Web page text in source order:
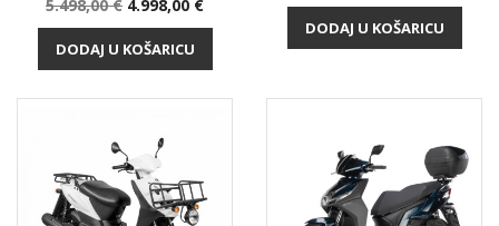
cijena
5.498,00 € 4.998,00 €
DODAJ U KOŠARICU
DODAJ U KOŠARICU